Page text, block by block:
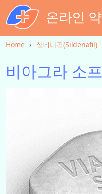
온라인
Home 실데나필(Sildenafil)
비아그라 소